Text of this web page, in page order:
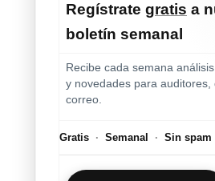
Regístrate gratis a
boletín semanal
Recibe cada semana
y novedades para auditores,
correo.
Gratis · Semanal · Sin spam